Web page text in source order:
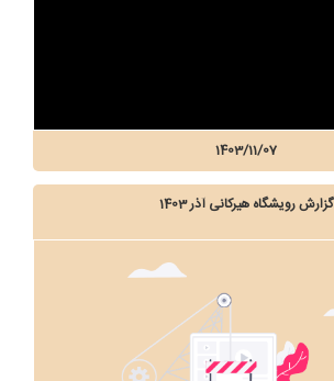
1403/11/07
گزارش رویشگاه هیرکانی آذر 1403